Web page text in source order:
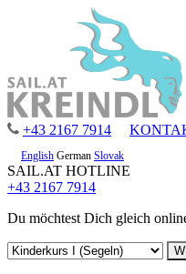
+43 2167 7914
English German Slovak
SAIL.AT HOTLINE
+43 2167 7914
Du möchtest Dich gleich